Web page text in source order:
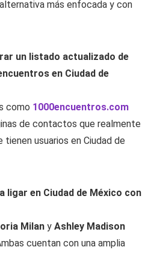
más enfocada y con
un listado actualizado de
en Ciudad de
como 1000encuentros.com
de contactos que realmente
usuarios en Ciudad de
ligar en Ciudad de México con
Milan y Ashley Madison
cuentan con una amplia